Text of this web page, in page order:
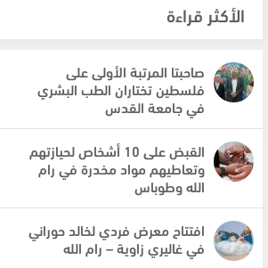
الأكثر قراءة
صاحبتا المرتبة الأولى على
فلسطين تختاران الطب البشري
في جامعة القدس
القبض على 10 أشخاص لحيازتهم
وتعاطيهم مواد مخدرة في رام
الله وطوباس
افتتاح معرض فردي لخالد حوراني
في غاليري زاوية – رام الله